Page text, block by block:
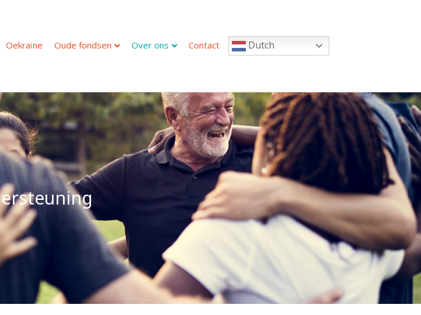
Oekraïne Oude fondsen Over ons Contact Dutch